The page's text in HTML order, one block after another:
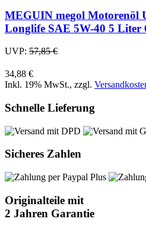
MEGUIN megol Motorenöl
Longlife SAE 5W-40 5 Liter
UVP: 57,85 €
34,88 €
Inkl. 19% MwSt., zzgl.
Schnelle Lieferung
Sicheres Zahlen
Originalteile mit
2 Jahren Garantie